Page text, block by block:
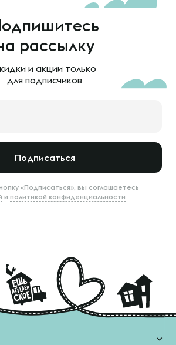
рассылку
и акции только
для подписчиков
Подписаться
«Подписаться», вы соглашаетесь
и политикой конфиденциальности